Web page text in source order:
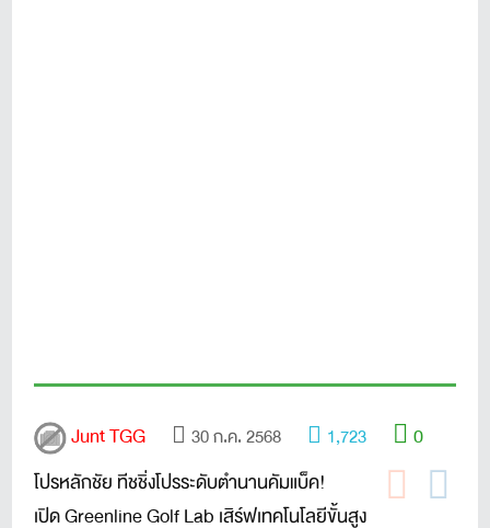
Junt TGG 30 ก.ค. 2568 1,723
0
โปรหลักชัย ทีชชิ่งโปรระดับตำนานคัมแบ็ค!
เปิด Greenline Golf Lab เสิร์ฟเทคโนโลยีขั้นสูง